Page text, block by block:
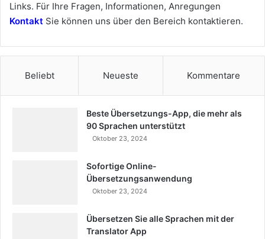
Links. Für Ihre Fragen, Informationen, Anregungen
Kontakt Sie können uns über den Bereich kontaktieren.
Beliebt Neueste Kommentare
Beste Übersetzungs-App, die mehr als
90 Sprachen unterstützt
Oktober 23, 2024
Sofortige Online-
Übersetzungsanwendung
Oktober 23, 2024
Übersetzen Sie alle Sprachen mit der
Translator App